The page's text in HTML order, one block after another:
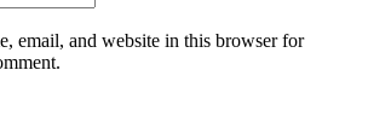
email, and website in this browser for